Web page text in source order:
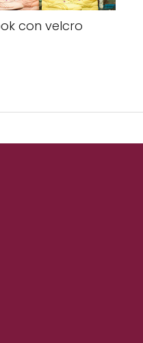
con velcro